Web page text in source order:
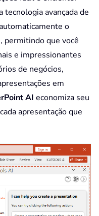
tecnologia avançada de
o
permitindo que você
e impressionantes
de negócios,
em
AI economiza seu
apresentação que